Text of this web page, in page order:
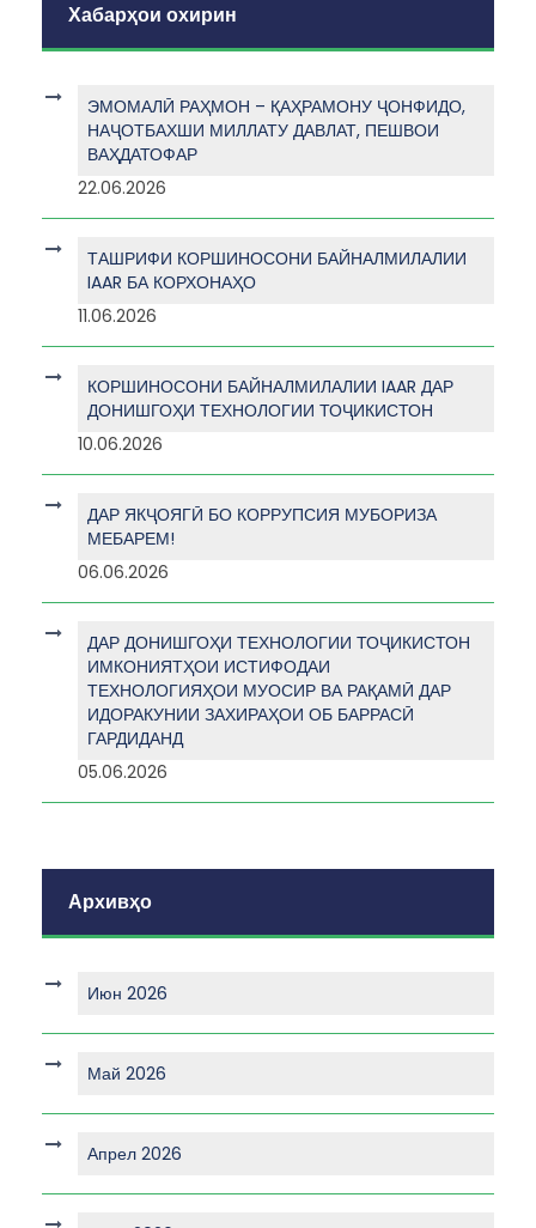
Хабарҳои охирин
ЭМОМАЛӢ РАҲМОН – ҚАҲРАМОНУ ҶОНФИДО,
НАҶОТБАХШИ МИЛЛАТУ ДАВЛАТ, ПЕШВОИ
ВАҲДАТОФАР
22.06.2026
ТАШРИФИ КОРШИНОСОНИ БАЙНАЛМИЛАЛИИ
IAAR БА КОРХОНАҲО
11.06.2026
КОРШИНОСОНИ БАЙНАЛМИЛАЛИИ IAAR ДАР
ДОНИШГОҲИ ТЕХНОЛОГИИ ТОҶИКИСТОН
10.06.2026
ДАР ЯКҶОЯГӢ БО КОРРУПСИЯ МУБОРИЗА
МЕБАРЕМ!
06.06.2026
ДАР ДОНИШГОҲИ ТЕХНОЛОГИИ ТОҶИКИСТОН
ИМКОНИЯТҲОИ ИСТИФОДАИ
ТЕХНОЛОГИЯҲОИ МУОСИР ВА РАҚАМӢ ДАР
ИДОРАКУНИИ ЗАХИРАҲОИ ОБ БАРРАСӢ
ГАРДИДАНД
05.06.2026
Архивҳо
Июн 2026
Май 2026
Апрел 2026